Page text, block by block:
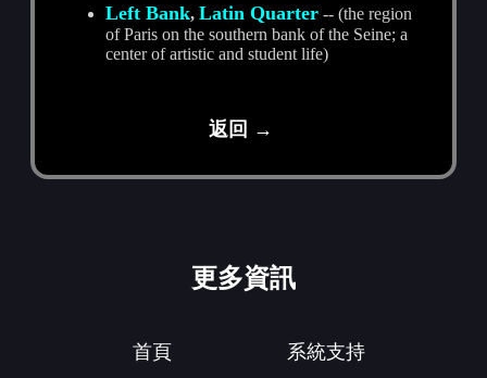
Left Bank,Latin Quarter -- (the region
of Paris on the southern bank of the Seine; a
center of artistic and student life)
返回 →
更多資訊
首頁
系統支持